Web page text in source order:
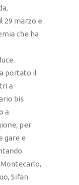
29 marzo e
che ha
portato il
a
bis
a
per
gare e
Sifan